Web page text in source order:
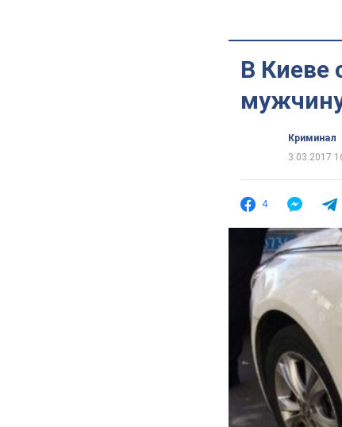
В Киеве
Криминал
3.03.2017
4